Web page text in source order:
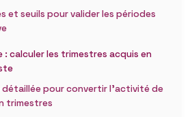
et seuils pour valider les périodes
calculer les trimestres acquis en
pour convertir l’activité de
trimestres